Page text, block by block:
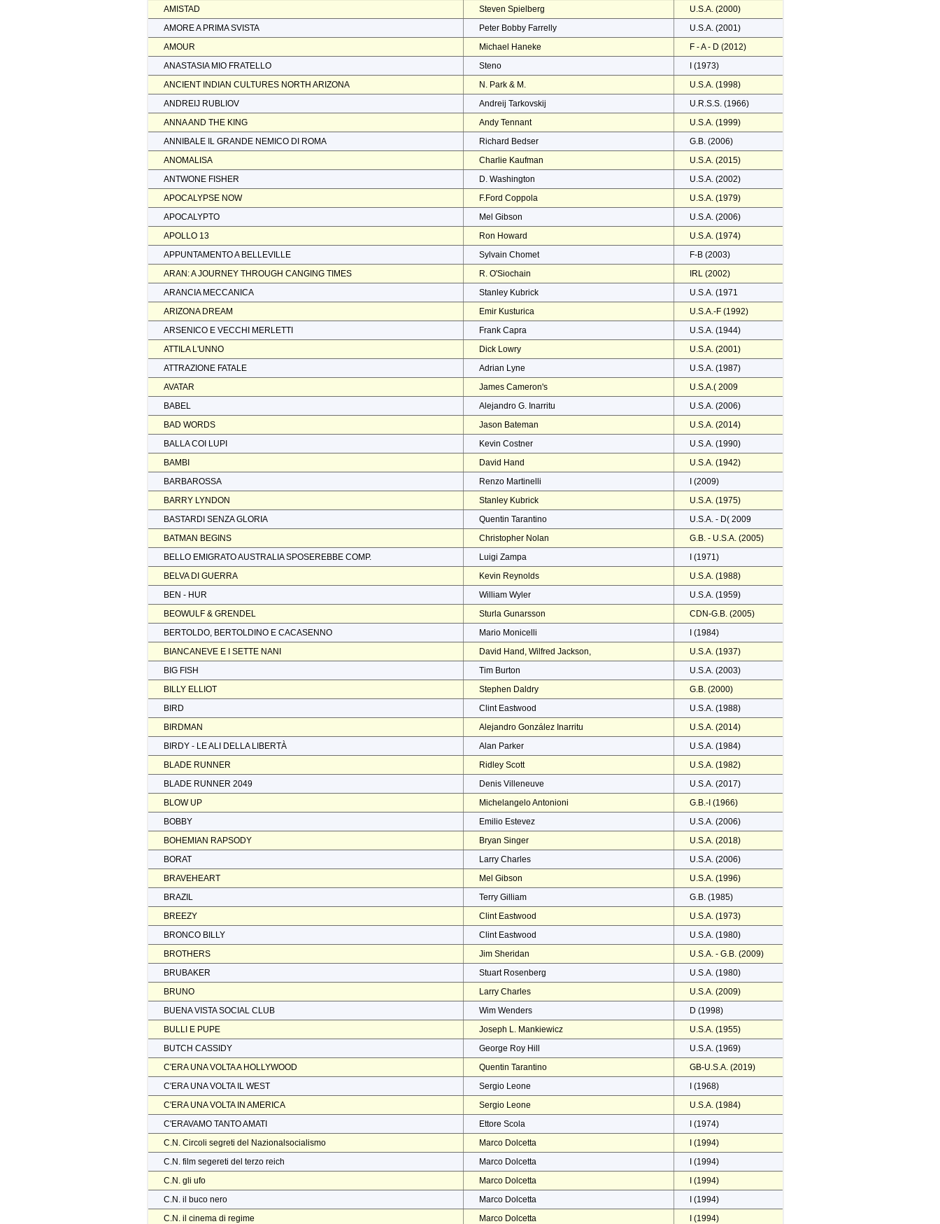
AMISTAD
Steven Spielberg
U.S.A. (2000)
AMORE A PRIMA SVISTA
Peter Bobby Farrelly
U.S.A. (2001)
AMOUR
Michael Haneke
F - A - D (2012)
ANASTASIA MIO FRATELLO
Steno
I (1973)
ANCIENT INDIAN CULTURES NORTH ARIZONA
N. Park & M.
U.S.A. (1998)
ANDREIJ RUBLIOV
Andreij Tarkovskij
U.R.S.S. (1966)
ANNA AND THE KING
Andy Tennant
U.S.A. (1999)
ANNIBALE IL GRANDE NEMICO DI ROMA
Richard Bedser
G.B. (2006)
ANOMALISA
Charlie Kaufman
U.S.A. (2015)
ANTWONE FISHER
D. Washington
U.S.A. (2002)
APOCALYPSE NOW
F.Ford Coppola
U.S.A. (1979)
APOCALYPTO
Mel Gibson
U.S.A. (2006)
APOLLO 13
Ron Howard
U.S.A. (1974)
APPUNTAMENTO A BELLEVILLE
Sylvain Chomet
F-B (2003)
ARAN: A JOURNEY THROUGH CANGING TIMES
R. O'Siochain
IRL (2002)
ARANCIA MECCANICA
Stanley Kubrick
U.S.A. (1971
ARIZONA DREAM
Emir Kusturica
U.S.A.-F (1992)
ARSENICO E VECCHI MERLETTI
Frank Capra
U.S.A. (1944)
ATTILA L'UNNO
Dick Lowry
U.S.A. (2001)
ATTRAZIONE FATALE
Adrian Lyne
U.S.A. (1987)
AVATAR
James Cameron's
U.S.A.( 2009
BABEL
Alejandro G. Inarritu
U.S.A. (2006)
BAD WORDS
Jason Bateman
U.S.A. (2014)
BALLA COI LUPI
Kevin Costner
U.S.A. (1990)
BAMBI
David Hand
U.S.A. (1942)
BARBAROSSA
Renzo Martinelli
I (2009)
BARRY LYNDON
Stanley Kubrick
U.S.A. (1975)
BASTARDI SENZA GLORIA
Quentin Tarantino
U.S.A. - D( 2009
BATMAN BEGINS
Christopher Nolan
G.B. - U.S.A. (2005)
BELLO EMIGRATO AUSTRALIA SPOSEREBBE COMP.
Luigi Zampa
I (1971)
BELVA DI GUERRA
Kevin Reynolds
U.S.A. (1988)
BEN - HUR
William Wyler
U.S.A. (1959)
BEOWULF & GRENDEL
Sturla Gunarsson
CDN-G.B. (2005)
BERTOLDO, BERTOLDINO E CACASENNO
Mario Monicelli
I (1984)
BIANCANEVE E I SETTE NANI
David Hand, Wilfred Jackson,
U.S.A. (1937)
BIG FISH
Tim Burton
U.S.A. (2003)
BILLY ELLIOT
Stephen Daldry
G.B. (2000)
BIRD
Clint Eastwood
U.S.A. (1988)
BIRDMAN
Alejandro González Inarritu
U.S.A. (2014)
BIRDY - LE ALI DELLA LIBERTÀ
Alan Parker
U.S.A. (1984)
BLADE RUNNER
Ridley Scott
U.S.A. (1982)
BLADE RUNNER 2049
Denis Villeneuve
U.S.A. (2017)
BLOW UP
Michelangelo Antonioni
G.B.-I (1966)
BOBBY
Emilio Estevez
U.S.A. (2006)
BOHEMIAN RAPSODY
Bryan Singer
U.S.A. (2018)
BORAT
Larry Charles
U.S.A. (2006)
BRAVEHEART
Mel Gibson
U.S.A. (1996)
BRAZIL
Terry Gilliam
G.B. (1985)
BREEZY
Clint Eastwood
U.S.A. (1973)
BRONCO BILLY
Clint Eastwood
U.S.A. (1980)
BROTHERS
Jim Sheridan
U.S.A. - G.B. (2009)
BRUBAKER
Stuart Rosenberg
U.S.A. (1980)
BRUNO
Larry Charles
U.S.A. (2009)
BUENA VISTA SOCIAL CLUB
Wim Wenders
D (1998)
BULLI E PUPE
Joseph L. Mankiewicz
U.S.A. (1955)
BUTCH CASSIDY
George Roy Hill
U.S.A. (1969)
C'ERA UNA VOLTA A HOLLYWOOD
Quentin Tarantino
GB-U.S.A. (2019)
C'ERA UNA VOLTA IL WEST
Sergio Leone
I (1968)
C'ERA UNA VOLTA IN AMERICA
Sergio Leone
U.S.A. (1984)
C'ERAVAMO TANTO AMATI
Ettore Scola
I (1974)
C.N. Circoli segreti del Nazionalsocialismo
Marco Dolcetta
I (1994)
C.N. film segereti del terzo reich
Marco Dolcetta
I (1994)
C.N. gli ufo
Marco Dolcetta
I (1994)
C.N. il buco nero
Marco Dolcetta
I (1994)
C.N. il cinema di regime
Marco Dolcetta I (1994)